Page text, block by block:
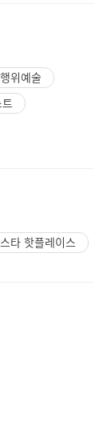
행위예술
타 핫플레이스